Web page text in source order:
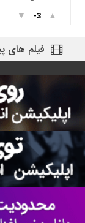
▲
-3
▼
فیلم های